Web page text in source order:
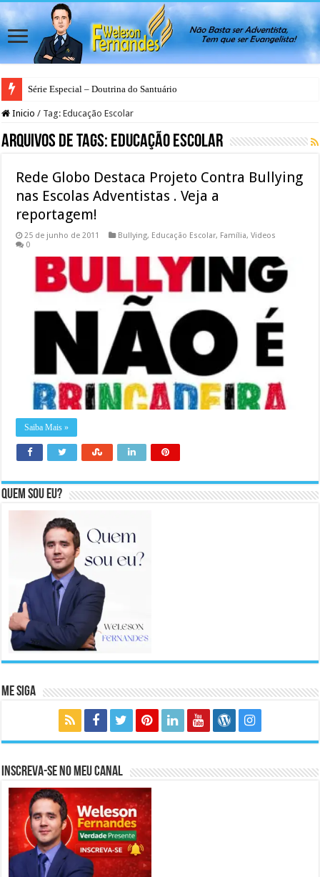
Série Especial – Doutrina do Santuário
Inicio / Tag:Educação Escolar
Arquivos de Tags: Educação Escolar
Rede Globo Destaca Projeto Contra Bullying
nas Escolas Adventistas . Veja a
reportagem!
25 de junho de 2011 Bullying, Educação Escolar, Família,Videos
0
Saiba Mais »
Quem sou eu?
Me Siga
Inscreva-se no meu canal